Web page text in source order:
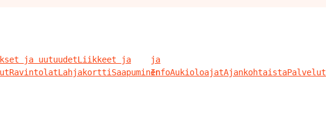
ja uutuudetLiikkeet ja
RavintolatLahjakortti Saapuminen
ja
InfoAukioloajatAjankohtaistaPalvelut